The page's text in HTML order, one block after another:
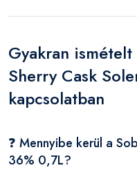
Gyakran
Sherry Cask
kapcsolatban
❓ Mennyibe kerül a
36% 0,7L?